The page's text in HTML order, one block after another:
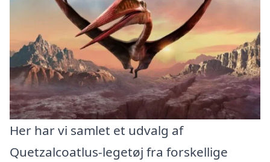
Her har vi samlet et udvalg af
Quetzalcoatlus-legetøj fra forskellige